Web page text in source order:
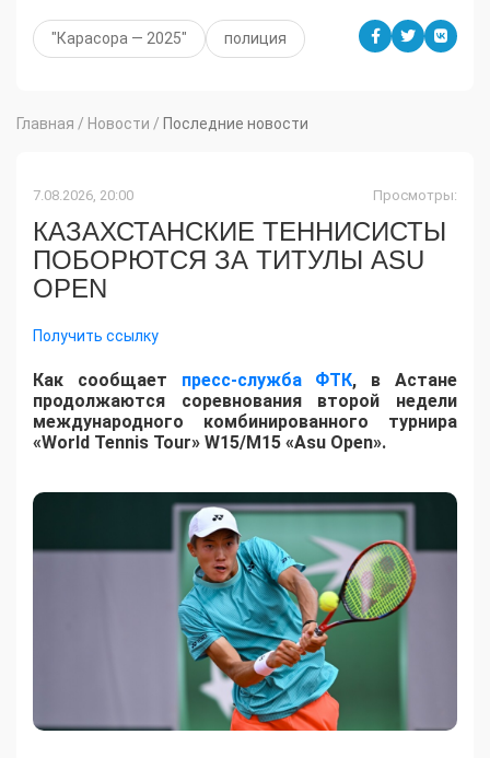
"Карасора — 2025" полиция
Главная / Новости / Последние новости
7.08.2026, 20:00 Просмотры:
КАЗАХСТАНСКИЕ ТЕННИСИСТЫ
ПОБОРЮТСЯ ЗА ТИТУЛЫ ASU
OPEN
Получить ссылку
Как сообщает пресс-служба ФТК, в Астане
продолжаются соревнования второй недели
международного комбинированного турнира
«World Tennis Tour» W15/M15 «Asu Open».